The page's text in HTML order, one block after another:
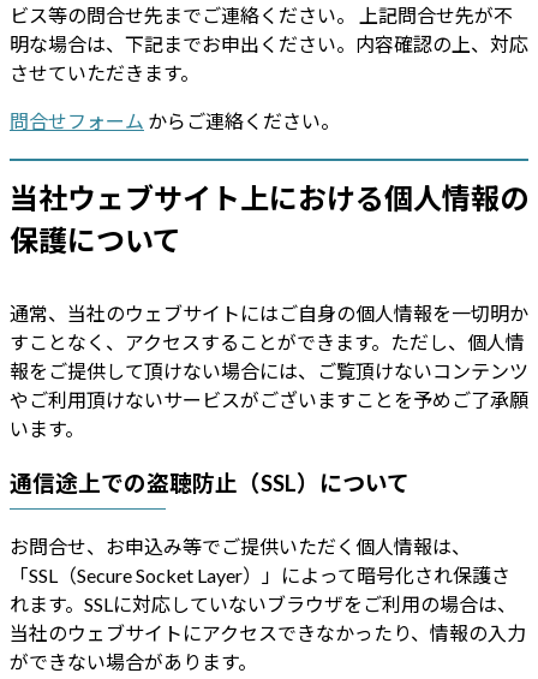
ビス等の問合せ先までご連絡ください。 上記問合せ先が不
明な場合は、下記までお申出ください。内容確認の上、対応
させていただきます。
問合せフォーム からご連絡ください。
当社ウェブサイト上における個人情報の
保護について
通常、当社のウェブサイトにはご自身の個人情報を一切明か
すことなく、アクセスすることができます。ただし、個人情
報をご提供して頂けない場合には、ご覧頂けないコンテンツ
やご利用頂けないサービスがございますことを予めご了承願
います。
通信途上での盗聴防止（SSL）について
お問合せ、お申込み等でご提供いただく個人情報は、
「SSL（Secure Socket Layer）」によって暗号化され保護さ
れます。SSLに対応していないブラウザをご利用の場合は、
当社のウェブサイトにアクセスできなかったり、情報の入力
ができない場合があります。